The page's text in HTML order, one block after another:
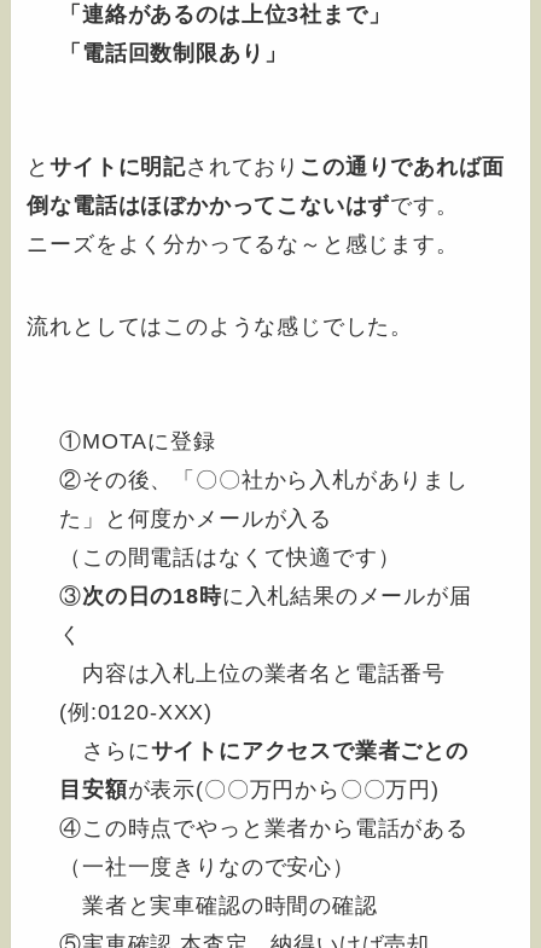
「連絡があるのは上位3社まで」
「電話回数制限あり」
とサイトに明記されており この通りであれば面
倒な電話はほぼかかってこないはずです。
ニーズをよく分かってるな～と感じます。
流れとしてはこのような感じでした。
①MOTAに登録
②その後、「〇〇社から入札がありまし
た」と何度かメールが入る
（この間電話はなくて快適です）
③次の日の18時に入札結果のメールが届
く
内容は入札上位の業者名と電話番号
(例:0120-XXX)
さらにサイトにアクセスで業者ごとの
目安額が表示(〇〇万円から〇〇万円)
④この時点でやっと業者から電話がある
（一社一度きりなので安心）
業者と実車確認の時間の確認